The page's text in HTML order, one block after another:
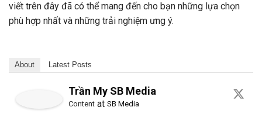
viết trên đây đã có thể mang đến cho bạn những lựa chọn
phù hợp nhất và những trải nghiệm ưng ý.
About Latest Posts
Trần My SB Media
Content at SB Media